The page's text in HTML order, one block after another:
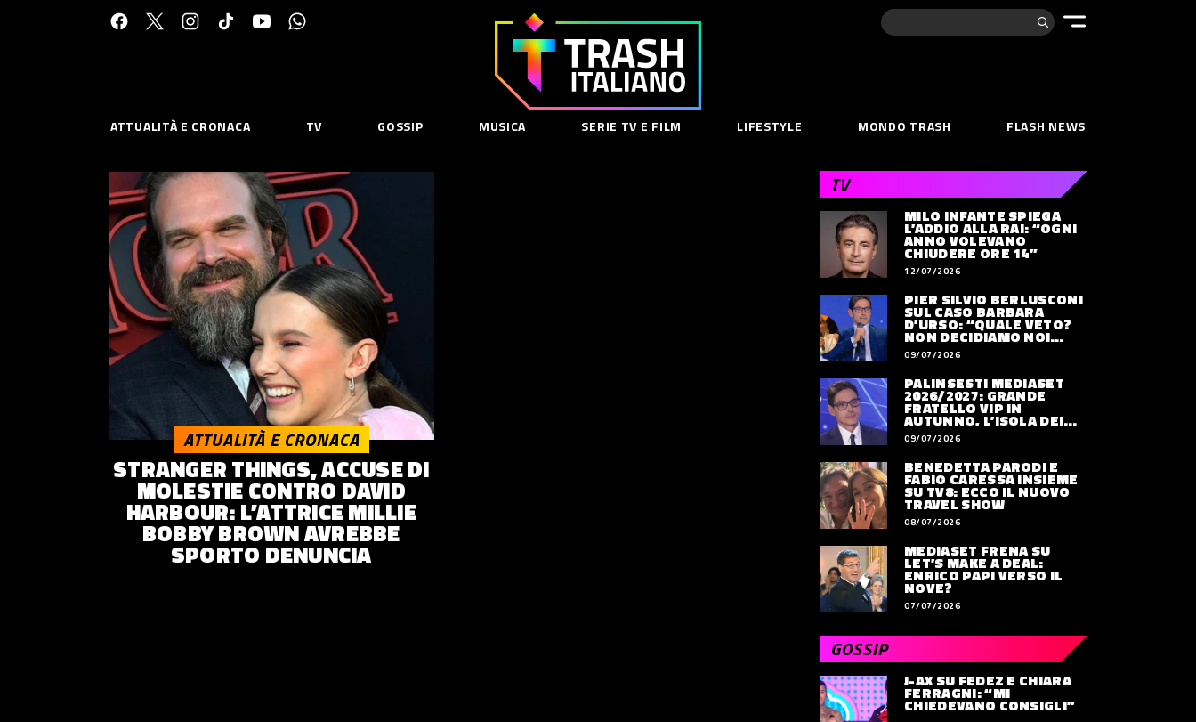
Cerca:
Trash
Italiano
ESPLORA
Chi Siamo
Contatti
RISORSE
Privacy Policy
Policy Contenuti
CONNETTITI
© 2014–2026Trash Italiano- Tutti i diritti riservati.
C.F./P.IVA 15477041006 - Capitale sociale €10.000,00 i.v.
ATTUALITÀ E CRONACA TV GOSSIP MUSICA SERIE TV E FILM LIFESTYLE MONDO TRASH FLASH NEWS
STRANGER THINGS, ACCUSE DI
MOLESTIE CONTRO DAVID
HARBOUR: L’ATTRICE MILLIE
BOBBY BROWN AVREBBE
SPORTO DENUNCIA
ATTUALITÀ E CRONACA
TV
MILO INFANTE SPIEGA
L’ADDIO ALLA RAI: “OGNI
ANNO VOLEVANO
CHIUDERE ORE 14”
12/07/2026
PIER SILVIO BERLUSCONI
SUL CASO BARBARA
D’URSO: “QUALE VETO?
NON DECIDIAMO NOI
DOVE LAVORERÀ”
09/07/2026
PALINSESTI MEDIASET
2026/2027: GRANDE
FRATELLO VIP IN
AUTUNNO, L’ISOLA DEI
FAMOSI SLITTA AL 2027
09/07/2026
BENEDETTA PARODI E
FABIO CARESSA INSIEME
SU TV8: ECCO IL NUOVO
TRAVEL SHOW
08/07/2026
MEDIASET FRENA SU
LET’S MAKE A DEAL:
ENRICO PAPI VERSO IL
NOVE?
07/07/2026
GOSSIP
J-AX SU FEDEZ E CHIARA
FERRAGNI: “MI
CHIEDEVANO CONSIGLI”